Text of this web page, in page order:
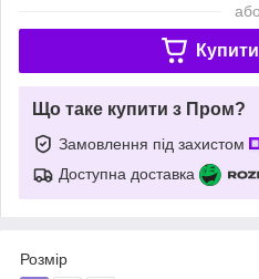
або
Що таке купити з Пром?
Замовлення під захистом
Доступна доставка
Розмір